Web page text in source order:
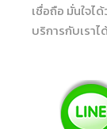
เชื่อถือ มั่นใจไ
บริการกับเราไ